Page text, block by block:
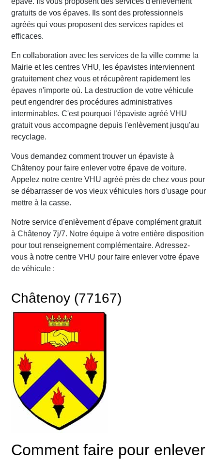
gratuits de vos épaves. Ils sont des professionnels
agréés qui vous proposent des services rapides et
efficaces.
En collaboration avec les services de la ville comme la
Mairie et les centres VHU, les épavistes interviennent
gratuitement chez vous et récupèrent rapidement les
épaves n'importe où. La destruction de votre véhicule
peut engendrer des procédures administratives
interminables. C'est pourquoi l’épaviste agréé VHU
gratuit vous accompagne depuis l'enlèvement jusqu'au
recyclage.
Vous demandez comment trouver un épaviste à
Châtenoy pour faire enlever votre épave de voiture.
Appelez notre centre VHU agréé près de chez vous pour
se débarrasser de vos vieux véhicules hors d'usage pour
mettre à la casse.
Notre service d'enlèvement d'épave complément gratuit
à Châtenoy 7j/7. Notre équipe à votre entière disposition
pour tout renseignement complémentaire. Adressez-
vous à notre centre VHU pour faire enlever votre épave
de véhicule :
Châtenoy (77167)
Comment faire pour enlever